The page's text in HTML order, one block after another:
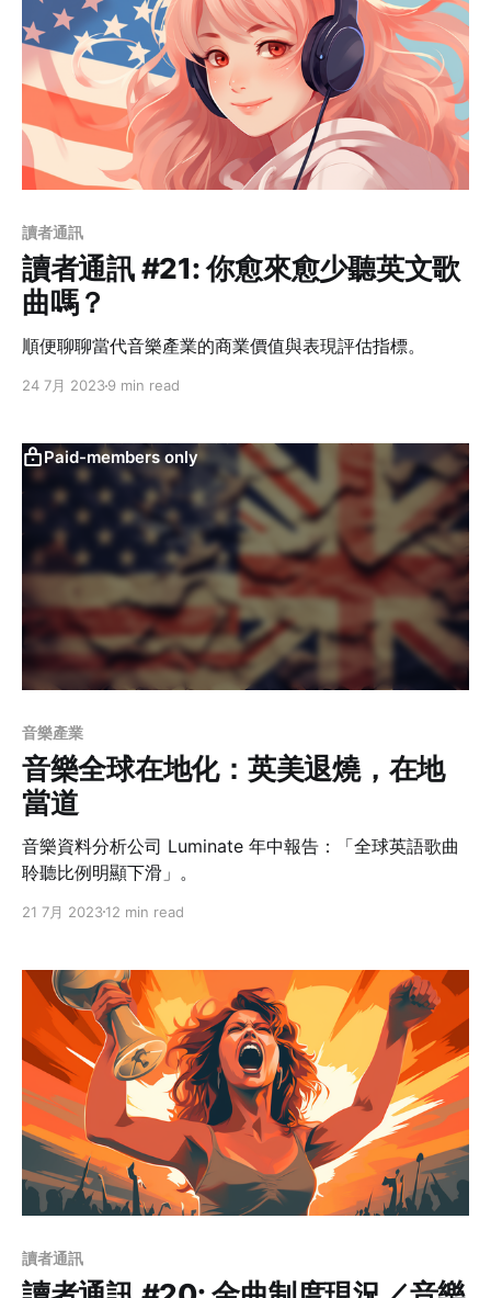
讀者通訊
讀者通訊 #21: 你愈來愈少聽英文歌
曲嗎？
順便聊聊當代音樂產業的商業價值與表現評估指標。
24 7月 20239 min read
Paid-members only
音樂產業
音樂全球在地化：英美退燒，在地
當道
音樂資料分析公司 Luminate 年中報告：「全球英語歌曲
聆聽比例明顯下滑」。
21 7月 202312 min read
讀者通訊